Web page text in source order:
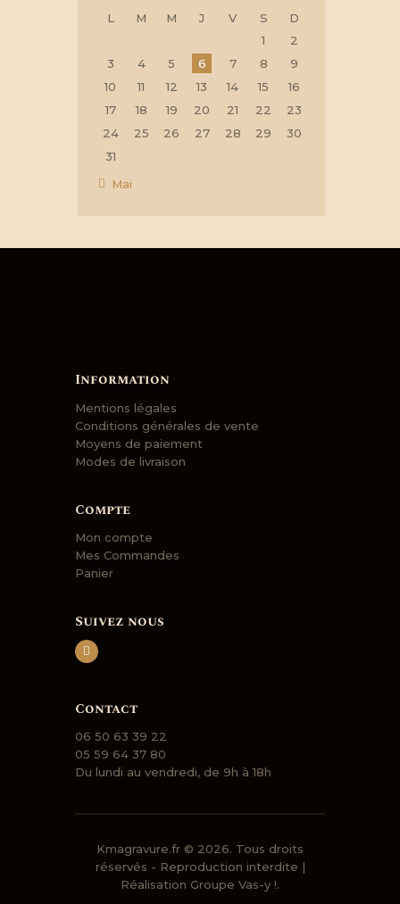
L
M M J V S
D
1
2
3
4 5 6 7 8
9
10
11 12 13 14 15
16
17
18 19 20 21 22
23
24
25 26 27 28 29
30
31
« Mai
Information
Mentions légales
Conditions générales de vente
Moyens de paiement
Modes de livraison
Compte
Mon compte
Mes Commandes
Panier
Suivez nous
Contact
06 50 63 39 22
05 59 64 37 80
Du lundi au vendredi, de 9h à 18h
Kmagravure.fr © 2026. Tous droits
réservés - Reproduction interdite |
Réalisation Groupe Vas-y !.